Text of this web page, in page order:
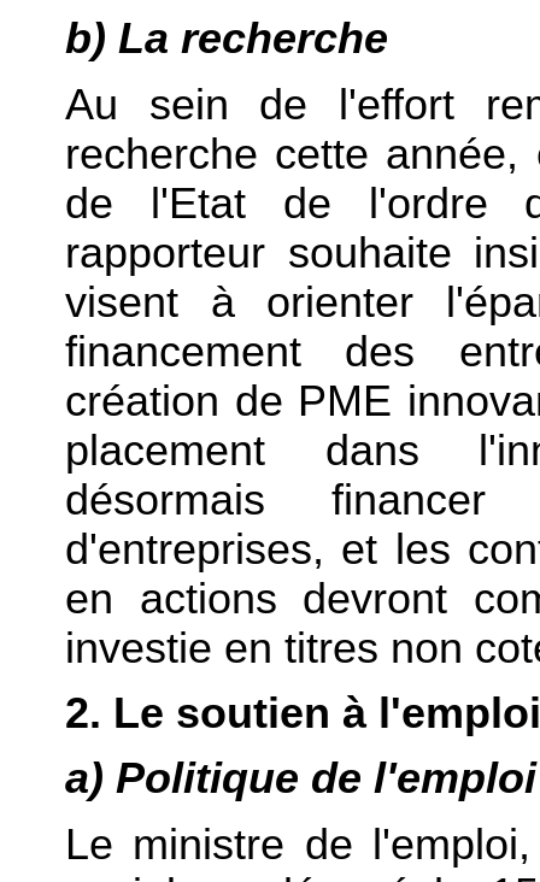
b) La recherche
Au sein de l'effort
recherche cette
de l'Etat de l'ordre
rapporteur souhaite
visent à orienter
financement des
création de PME
placement dans
désormais
d'entreprises, et les
en actions devront
investie en titres non
2. Le soutien à
a) Politique de l'emploi
Le ministre de